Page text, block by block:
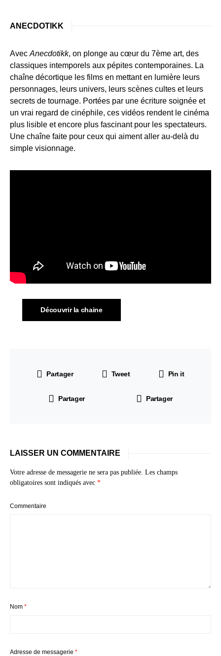
ANECDOTIKK
Avec Anecdotikk, on plonge au cœur du 7ème art, des
classiques intemporels aux pépites contemporaines. La
chaîne décortique les films en mettant en lumière leurs
personnages, leurs univers, leurs scènes cultes et leurs
secrets de tournage. Portées par une écriture soignée et
un vrai regard de cinéphile, ces vidéos rendent le cinéma
plus lisible et encore plus fascinant pour les spectateurs.
Une chaîne faite pour ceux qui aiment aller au-delà du
simple visionnage.
Découvrir la chaine
Partager Tweet Pin it
Partager Partager
LAISSER UN COMMENTAIRE
Votre adresse de messagerie ne sera pas publiée. Les champs
obligatoires sont indiqués avec *
Commentaire
Nom *
Adresse de messagerie *